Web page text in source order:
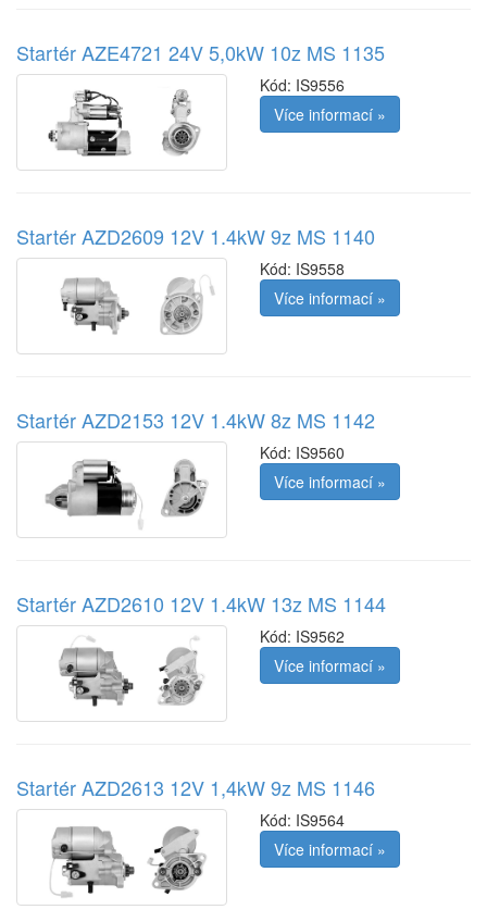
Startér AZE4721 24V 5,0kW 10z MS 1135
Kód: IS9556
Více informací »
Startér AZD2609 12V 1.4kW 9z MS 1140
Kód: IS9558
Více informací »
Startér AZD2153 12V 1.4kW 8z MS 1142
Kód: IS9560
Více informací »
Startér AZD2610 12V 1.4kW 13z MS 1144
Kód: IS9562
Více informací »
Startér AZD2613 12V 1,4kW 9z MS 1146
Kód: IS9564
Více informací »